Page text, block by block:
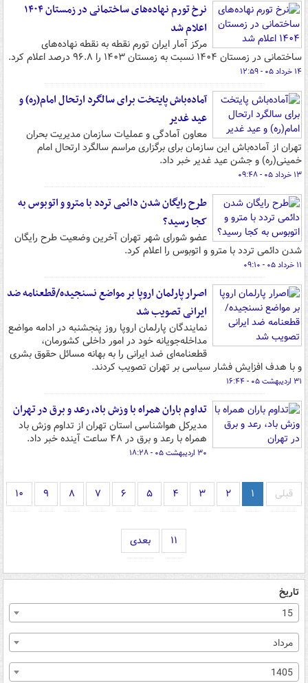
نرخ تورم نهاده‌های ساختمانی در زمستان ۱۴۰۴
اعلام شد
مرکز آمار ایران تورم نقطه به نقطه نهاده‌های
ساختمانی در زمستان ۱۴۰۴ نسبت به زمستان ۱۴۰۳ را ۹۶.۸ درصد اعلام کرد.
۱۴ خرداد ۰۵ - ۱۲:۵۹
آماده‌باش پایتخت برای سالگرد ارتحال امام(ره) و
عید غدیر
معاون آمادگی و عملیات سازمان مدیریت بحران
تهران از آماده‌باش این سازمان برای برگزاری مراسم سالگرد ارتحال امام
خمینی(ره) و جشن عید غدیر خبر داد.
۱۳ خرداد ۰۵ - ۰۹:۴۸
طرح رایگان شدن دائمی تردد با مترو و اتوبوس به
کجا رسید؟
عضو شورای شهر تهران آخرین وضعیت طرح رایگان
شدن دائمی تردد با مترو و اتوبوس را اعلام کرد.
۱۱ خرداد ۰۵ - ۰۹:۱۰
اصرار پارلمان اروپا بر مواضع نسنجیده/قطعنامه ضد
ایرانی تصویب شد
نمایندگان پارلمان اروپا روز پنجشنبه در ادامه مواضع
مداخله‌جویانه خود در امور داخلی کشورمان،
قطعنامه‌ای ضد ایرانی را به بهانه مسائل حقوق بشری
و با هدف افزایش فشار سیاسی بر تهران تصویب کردند.
۳۱ اردیبهشت ۰۵ - ۱۶:۴۴
تداوم باران همراه با وزش باد، رعد و برق در تهران
مدیرکل هواشناسی استان تهران از تداوم وزش باد
همراه با رعد و برق در ۴۸ ساعت آینده خبر داد.
۳۰ اردیبهشت ۰۵ - ۱۸:۲۸
قبلی ۱ ۲ ۳ ۴ ۵ ۶ ۷ ۸ ۹ ۱۰
۱۱ بعدی
تاریخ
15
مرداد
1405